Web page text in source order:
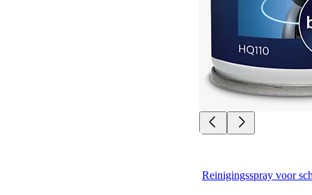
Reinigingsspray voor